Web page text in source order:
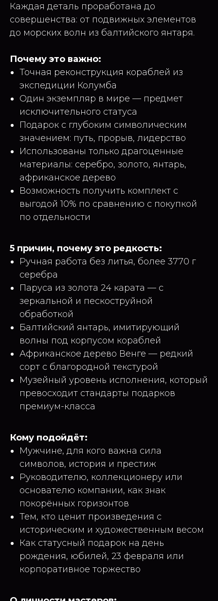
Каждая деталь проработана до
совершенства: от подвижных элементов
до морских волн из балтийского янтаря.
Почему это важно:
Точная реконструкция кораблей из
экспедиции Колумба
Один экземпляр в мире — предмет
исключительного статуса
Подарок с глубоким символическим
значением: путь, прорыв, лидерство
Использованы только драгоценные
материалы: серебро, золото, янтарь,
африканское дерево
Возможность получить комплект с
выгодой 10% по сравнению с покупкой
по отдельности
5 причин, почему это редкость:
Ручная работа без литья, более 3770 г
серебра
Паруса из золота 24 карата — с
зеркальной и пескоструйной
обработкой
Балтийский янтарь, имитирующий
волны под корпусом кораблей
Африканское дерево Венге — редкий
сорт с благородной текстурой
Музейный уровень исполнения, который
превосходит стандарты подарков
премиум-класса
Кому подойдёт:
Мужчине, для кого важна сила
символов, история и престиж
Руководителю, коллекционеру или
основателю компании, как знак
покорённых горизонтов
Тем, кто ценит произведения с
историческим и художественным весом
Как статусный подарок на день
рождения, юбилей, 23 февраля или
корпоративное торжество